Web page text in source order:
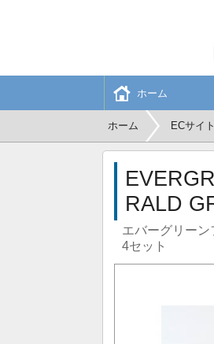
ホーム
ホーム ECサイト
RALD
エバーグリー
4セット